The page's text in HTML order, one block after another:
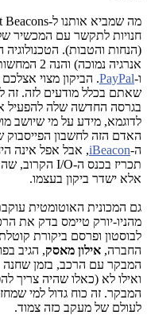
מה שמביא אותנו ל-Beacons
חנויות לתקשר עם המכשיר
(הנחות והטבות). הטכנולוגיה
אנרגיה נמוכה) והנה 2 המחשות לתועלות השיווקיות שלה:
ו-PayPal. הביקון מצוי
שאתם בכלל מודעים לזה. זה
בגרסה החדשה שלה להפעיל
לדוגמא, מידע על מי שיושב
האדם הזה לחשבון הפייסבוק
ה-iBeacon, אבל אפל אינה
תכריז בכנס ה-I/O הקרוב,
אלא ישדר ביקון בעצמו.
גם המכונית האוטומטית
מהניו-יורק טיימס בדק את
לבוסטון ופרסם ביקורת
החברה, אילון מאסק, הגיב
המבקר עם הרכב, בזמן שחנה
ואילו לא (כאלו שהיה צריך
המבקר. זה כוח גדול למי
לעולם של מעקב כזה צמוד.